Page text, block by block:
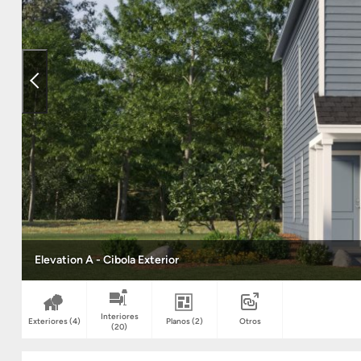
Elevation A - Cibola Exterior
Exteriores(4)
Interiores
(20)
Planos(2) Otros